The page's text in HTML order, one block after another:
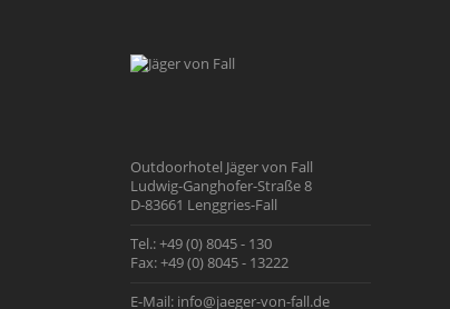
Outdoorhotel Jäger von Fall
Ludwig-Ganghofer-Straße 8
D-83661 Lenggries-Fall
Tel.:+49 (0) 8045 - 130
Fax:+49 (0) 8045 - 13222
E-Mail: info@jaeger-von-fall.de